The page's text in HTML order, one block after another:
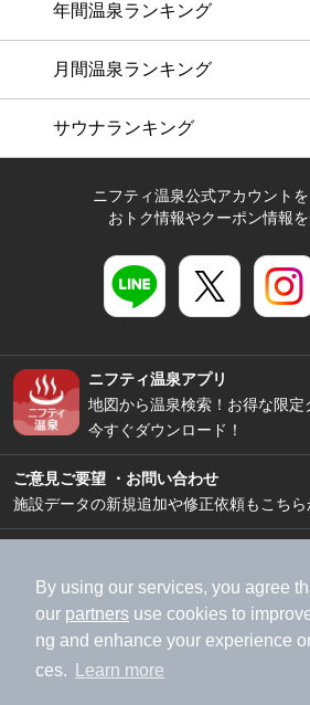
By using our services, you agree
our partners use cookies to
ng and enhance your experience
ces.
Learn more
年間温泉ランキング
月間温泉ランキング
サウナランキング
ニフティ温泉公式アカウント
おトク情報やクーポン情報
ニフティ温泉アプリ
地図から温泉検索！お得な限定
今すぐダウンロード！
ご意見ご要望 ・お問い合わせ
施設データの新規追加や修正依頼もこちら
加盟店募集（資料請求）
広告
利用規約
ライフスタイル
特定商取引法に基づく表記
ヘ
運営会社